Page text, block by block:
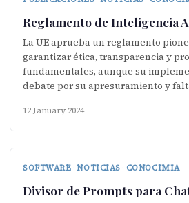
Reglamento de Inteligencia
La UE aprueba un reglamento
garantizar ética, transparencia y
fundamentales, aunque su
debate por su apresuramiento y
12 January 2024
SOFTWARE · NOTICIAS · CONOCIMIA
Divisor de Prompts para